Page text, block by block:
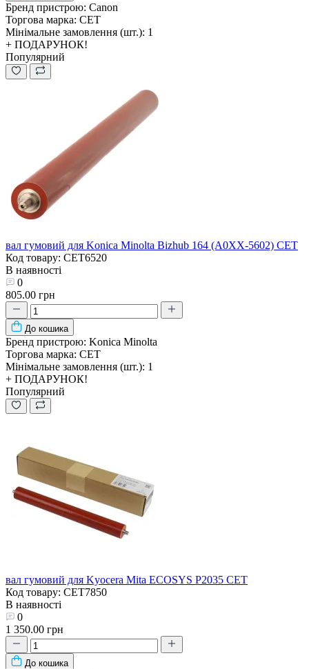
Бренд пристрою: Canon
Торгова марка: CET
Мінімальне замовлення (шт.): 1
+ ПОДАРУНОК!
Популярний
вал гумовий для Konica Minolta Bizhub 164 (A0XX-5602) CET
Код товару: CET6520
В наявності
0
805.00 грн
До кошика
Бренд пристрою: Konica Minolta
Торгова марка: CET
Мінімальне замовлення (шт.): 1
+ ПОДАРУНОК!
Популярний
вал гумовий для Kyocera Mita ECOSYS P2035 CET
Код товару: CET7850
В наявності
0
1 350.00 грн
До кошика